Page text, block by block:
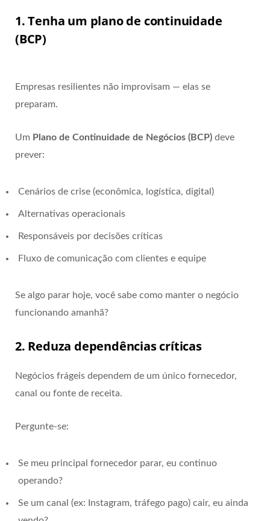
1. Tenha um plano de continuidade
(BCP)
Empresas resilientes não improvisam — elas se
preparam.
Um Plano de Continuidade de Negócios (BCP) deve
prever:
Cenários de crise (econômica, logística, digital)
Alternativas operacionais
Responsáveis por decisões críticas
Fluxo de comunicação com clientes e equipe
Se algo parar hoje, você sabe como manter o negócio
funcionando amanhã?
2. Reduza dependências críticas
Negócios frágeis dependem de um único fornecedor,
canal ou fonte de receita.
Pergunte-se:
Se meu principal fornecedor parar, eu continuo
operando?
Se um canal (ex: Instagram, tráfego pago) cair, eu ainda